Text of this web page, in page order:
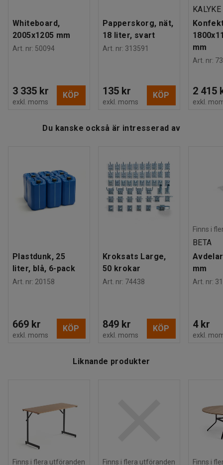
Whiteboard,
2005x1205 mm
Art. nr: 50094
3 335 kr
exkl. moms
KÖP
Papperskorg, nät,
18 liter, svart
Art. nr: 313591
135 kr
exkl. moms
KÖP
KALYKE
mm
Art. nr:
2 415
exkl.
Du kanske också är intresserad av
Plastdunk, 25
liter, blå, 6-pack
Art. nr: 20158
669 kr
exkl. moms
KÖP
Kroksats Large,
50 krokar
Art. nr: 74438
849 kr
exkl. moms
KÖP
Finns i
BETA
mm
Art. nr:
4 kr
exkl.
Liknande produkter
Finns i flera utföranden Finns i flera utföranden Finns i